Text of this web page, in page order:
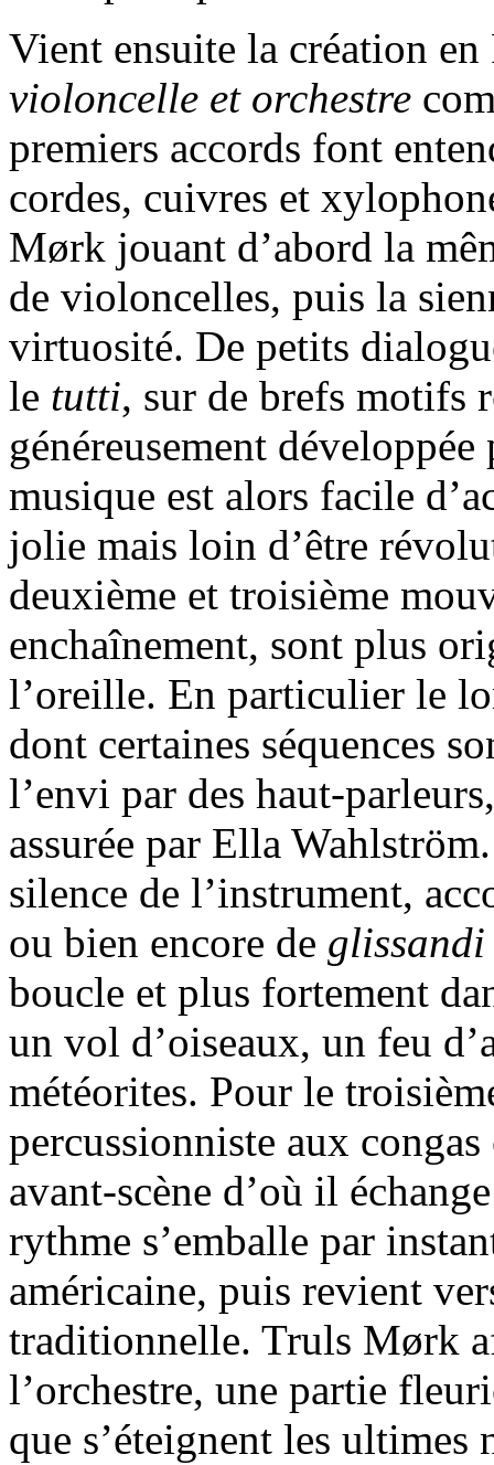
Vient ensuite la création
violoncelle et orchestre
premiers accords font
cordes, cuivres et
Mørk jouant d’abord la
de violoncelles, puis la
virtuosité. De petits
le tutti, sur de brefs motifs
généreusement
musique est alors facile
jolie mais loin d’être
deuxième et troisième
enchaînement, sont plus
l’oreille. En particulier le
dont certaines séquences
l’envi par des haut-
assurée par Ella
silence de l’instrument,
ou bien encore de
boucle et plus fortement
un vol d’oiseaux, un feu
météorites. Pour le
percussionniste aux
avant-scène d’où il
rythme s’emballe par
américaine, puis revient
traditionnelle. Truls Mørk
l’orchestre, une partie
que s’éteignent les ultimes